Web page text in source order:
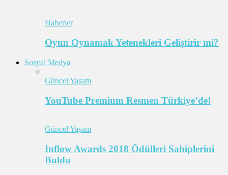
Haberler
Oyun Oynamak Yetenekleri Geliştirir mi?
Sosyal Medya
Güncel Yaşam
YouTube Premium Resmen Türkiye’de!
Güncel Yaşam
Inflow Awards 2018 Ödülleri Sahiplerini
Buldu